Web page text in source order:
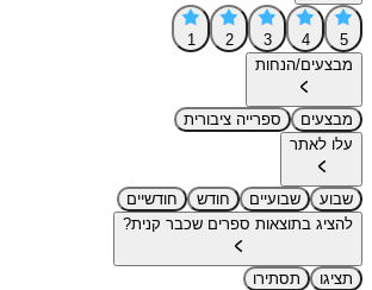
5
4
3
2
1
מבצעים/הנחות
מבצעים
ספרייה ציבורית
עלו לאתר
שבוע שבועיים חודש
חודשיים
להציג בתוצאות ספרים שכבר קנית?
תציגו
תסתירו